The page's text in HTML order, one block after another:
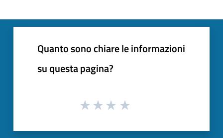
Quanto sono chiare le informazioni
su questa pagina?